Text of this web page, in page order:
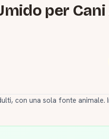
per
con una sola fonte animale.